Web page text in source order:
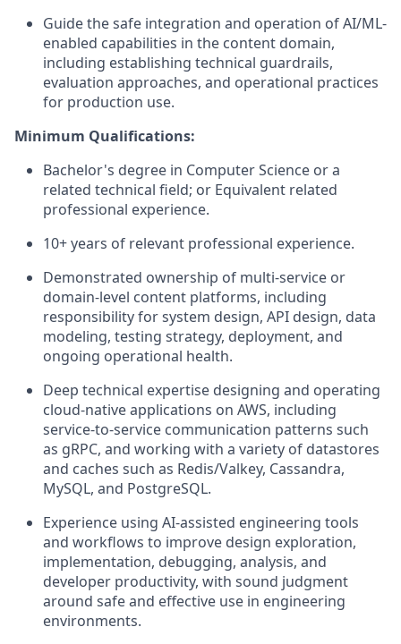
Guidethe safe integration and operation of AI/ML-
enabled capabilities in the content domain,
including establishing technical guardrails,
evaluation approaches, and operational practices
for production use.
Minimum Qualifications:
Bachelor's degree in Computer Science or a
related technical field; or Equivalent related
professional experience.
10+ years of relevant professional experience.
Demonstrated ownership of multi-service or
domain-level content platforms, including
responsibility for system design, API design, data
modeling, testing strategy, deployment, and
ongoing operational health.
Deep technical expertise designing and operating
cloud-native applications on AWS, including
service-to-service communication patterns such
as gRPC, and working with a variety of datastores
and caches such as Redis/Valkey, Cassandra,
MySQL, and PostgreSQL.
Experience using AI-assisted engineering tools
and workflows to improve design exploration,
implementation, debugging, analysis, and
developer productivity, with sound judgment
around safe and effective use in engineering
environments.